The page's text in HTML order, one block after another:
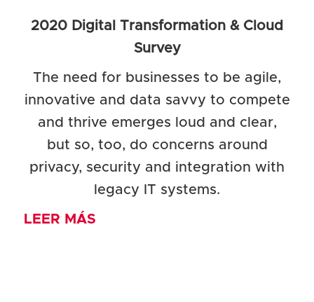
2020 Digital Transformation & Cloud
Survey
The need for businesses to be agile,
innovative and data savvy to compete
and thrive emerges loud and clear,
but so, too, do concerns around
privacy, security and integration with
legacy IT systems.
LEER MÁS